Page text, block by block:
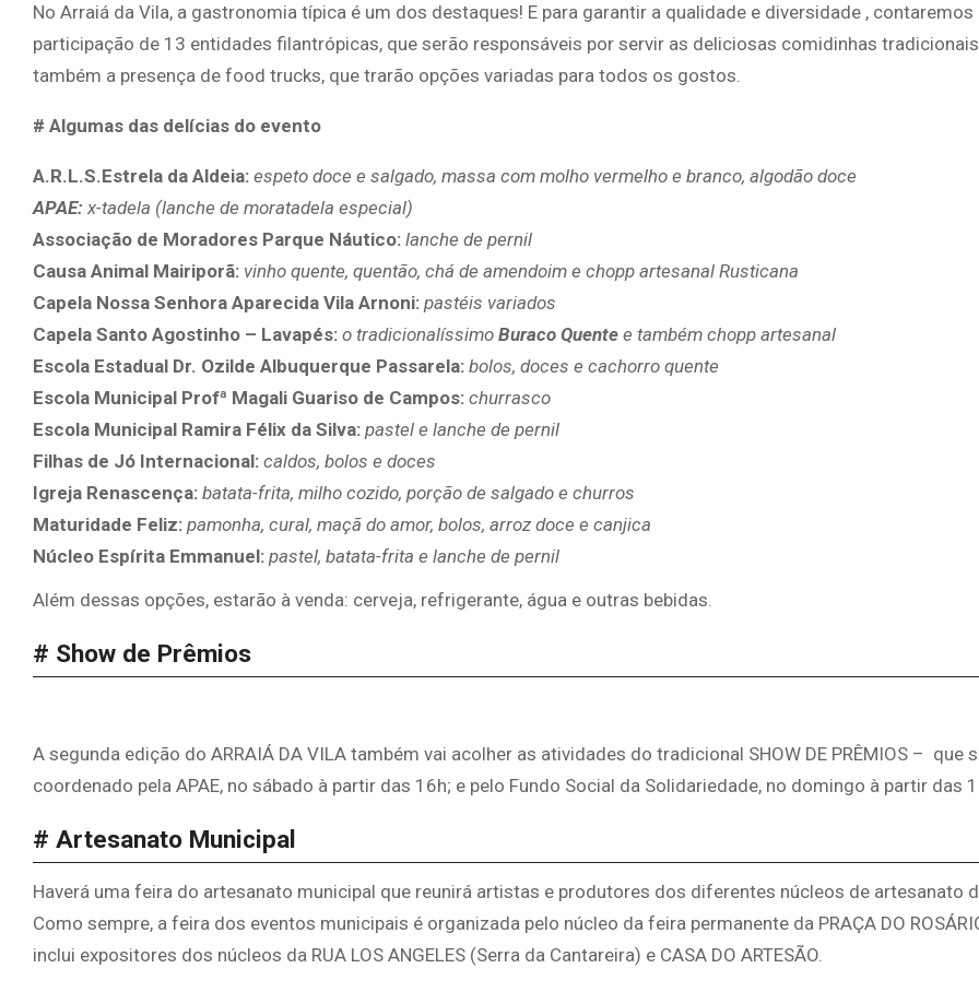
No Arraiá da Vila, a gastronomia típica é um dos destaques! E para garantir a qualidade e diversidade , contaremos
participação de 13 entidades filantrópicas, que serão responsáveis por servir as deliciosas comidinhas
também a presença de food trucks, que trarão opções variadas para todos os gostos.
# Algumas das delícias do evento
A.R.L.S.Estrela da Aldeia: espeto doce e salgado, massa com molho vermelho e branco, algodão doce
APAE: x-tadela (lanche de moratadela especial)
Associação de Moradores Parque Náutico: lanche de pernil
Causa Animal Mairiporã: vinho quente, quentão, chá de amendoim e chopp artesanal Rusticana
Capela Nossa Senhora Aparecida Vila Arnoni: pastéis variados
Capela Santo Agostinho – Lavapés: o tradicionalíssimo Buraco Quente e também chopp artesanal
Escola Estadual Dr. Ozilde Albuquerque Passarela: bolos, doces e cachorro quente
Escola Municipal Profª Magali Guariso de Campos: churrasco
Escola Municipal Ramira Félix da Silva: pastel e lanche de pernil
Filhas de Jó Internacional: caldos, bolos e doces
Igreja Renascença: batata-frita, milho cozido, porção de salgado e churros
Maturidade Feliz: pamonha, cural, maçã do amor, bolos, arroz doce e canjica
Núcleo Espírita Emmanuel: pastel, batata-frita e lanche de pernil
Além dessas opções, estarão à venda: cerveja, refrigerante, água e outras bebidas.
# Show de Prêmios
A segunda edição do ARRAIÁ DA VILA também vai acolher as atividades do tradicional SHOW DE PRÊMIOS – que
coordenado pela APAE, no sábado à partir das 16h; e pelo Fundo Social da Solidariedade, no domingo à partir das
# Artesanato Municipal
Haverá uma feira do artesanato municipal que reunirá artistas e produtores dos diferentes núcleos de artesanato
Como sempre, a feira dos eventos municipais é organizada pelo núcleo da feira permanente da PRAÇA DO
inclui expositores dos núcleos da RUA LOS ANGELES (Serra da Cantareira) e CASA DO ARTESÃO.